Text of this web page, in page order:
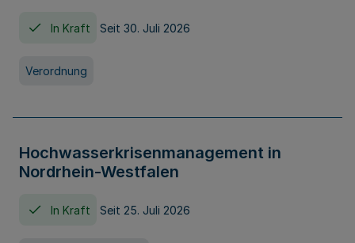
In Kraft Seit 30. Juli 2026
Verordnung
Hochwasserkrisenmanagement in
Nordrhein-Westfalen
In Kraft Seit 25. Juli 2026